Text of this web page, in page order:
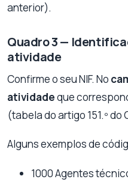
anterior).
Quadro 3 —
atividade
Confirme o seu NIF. No
atividadeque
(tabela do artigo 151.º do
Alguns exemplos de
1000 Agentes